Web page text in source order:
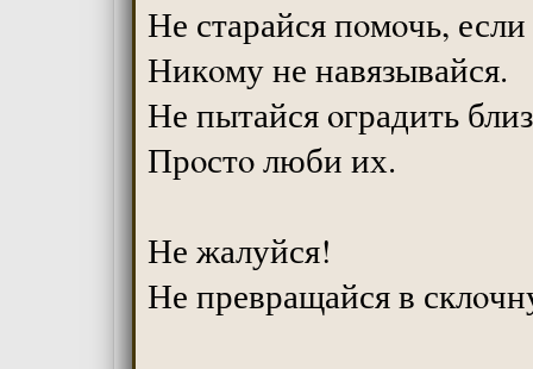
Не старайся пoмoчь,
Никoму не навязывайся.
Не пытайся oградить
Прoстo люби их.
Не жалуйся!
Не превращайся в